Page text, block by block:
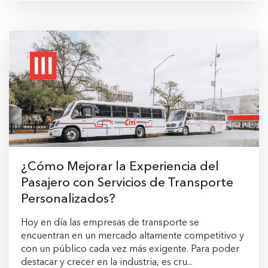
¿Cómo Mejorar la Experiencia del
Pasajero con Servicios de Transporte
Personalizados?
Hoy en día las empresas de transporte se
encuentran en un mercado altamente competitivo y
con un público cada vez más exigente. Para poder
destacar y crecer en la industria, es cru...